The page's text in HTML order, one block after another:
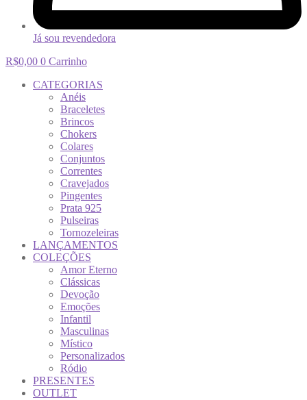
Já sou revendedora
R$0,00 0 Carrinho
CATEGORIAS
Anéis
Braceletes
Brincos
Chokers
Colares
Conjuntos
Correntes
Cravejados
Pingentes
Prata 925
Pulseiras
Tornozeleiras
LANÇAMENTOS
COLEÇÕES
Amor Eterno
Clássicas
Devoção
Emoções
Infantil
Masculinas
Místico
Personalizados
Ródio
PRESENTES
OUTLET